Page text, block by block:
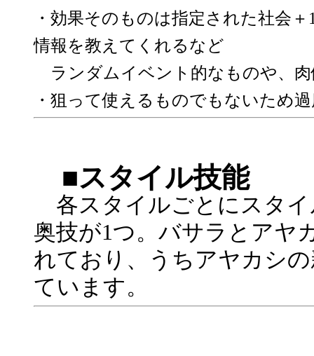
・効果そのものは指定された社会
情報を教えてくれるなど
ランダムイベント的なものや、
・狙って使えるものでもないため
■スタイル技能
各スタイルごとにスタイ
奥技が1つ。バサラとアヤ
れており、うちアヤカシ
ています。